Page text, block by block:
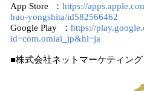
App Store ： https://
huo-yongshita/id582566462
Google Play ： https://
id=com.omiai_jp&hl=ja
■株式会社ネットマーケティング